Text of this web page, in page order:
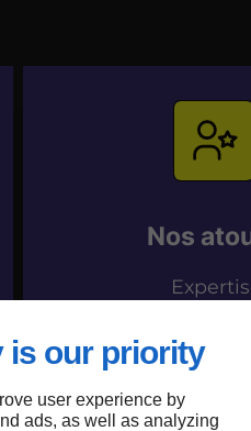
is our priority
user experience by
ads, as well as analyzing
Nos
Garantie